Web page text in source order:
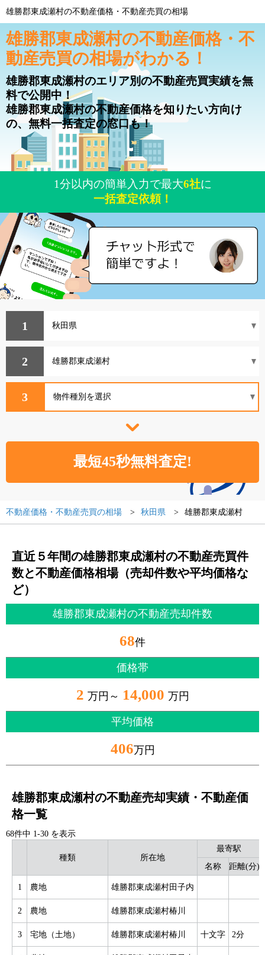
雄勝郡東成瀬村の不動産価格・不動産売買の相場
雄勝郡東成瀬村の不動産価格・不
動産売買の相場がわかる！
雄勝郡東成瀬村のエリア別の不動産売買実績を無
料で公開中！
雄勝郡東成瀬村の不動産価格を知りたい方向け
の、無料一括査定の窓口も！
1分以内の簡単入力で最大6社に
一括査定依頼！
1
2
3
不動産価格・不動産売買の相場 秋田県 雄勝郡東成瀬村
直近５年間の雄勝郡東成瀬村の不動産売買件
数と不動産価格相場（売却件数や平均価格な
ど）
雄勝郡東成瀬村の不動産売却件数
68件
価格帯
2 万円～ 14,000 万円
平均価格
406万円
雄勝郡東成瀬村の不動産売却実績・不動産価
格一覧
68件中 1-30 を表示
種類 所在地
最寄駅
名称
距離(分)
1 農地 雄勝郡東成瀬村田子内
2 農地 雄勝郡東成瀬村椿川
3 宅地（土地） 雄勝郡東成瀬村椿川 十文字 2分